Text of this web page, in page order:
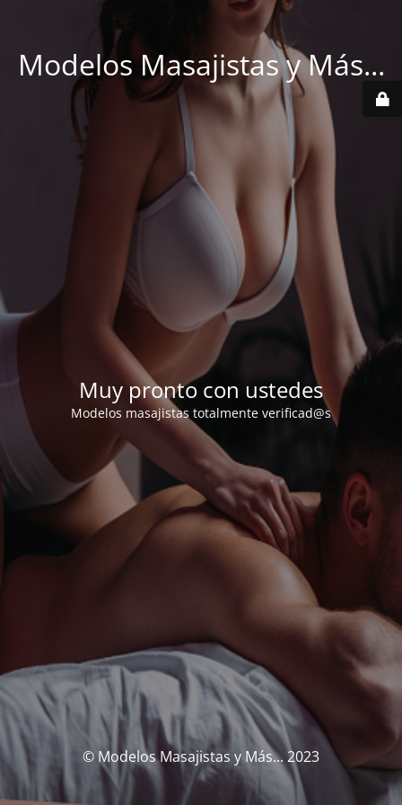
Modelos Masajistas y Más...
Muy pronto con ustedes
Modelos masajistas totalmente verificad@s
© Modelos Masajistas y Más... 2023